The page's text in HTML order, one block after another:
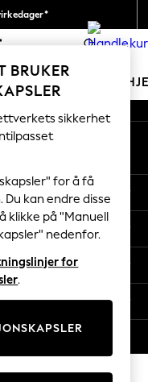
0
BRUKER
sikkerhet
for å få
kan endre disse
klikke på "Manuell
nedenfor.
for
.